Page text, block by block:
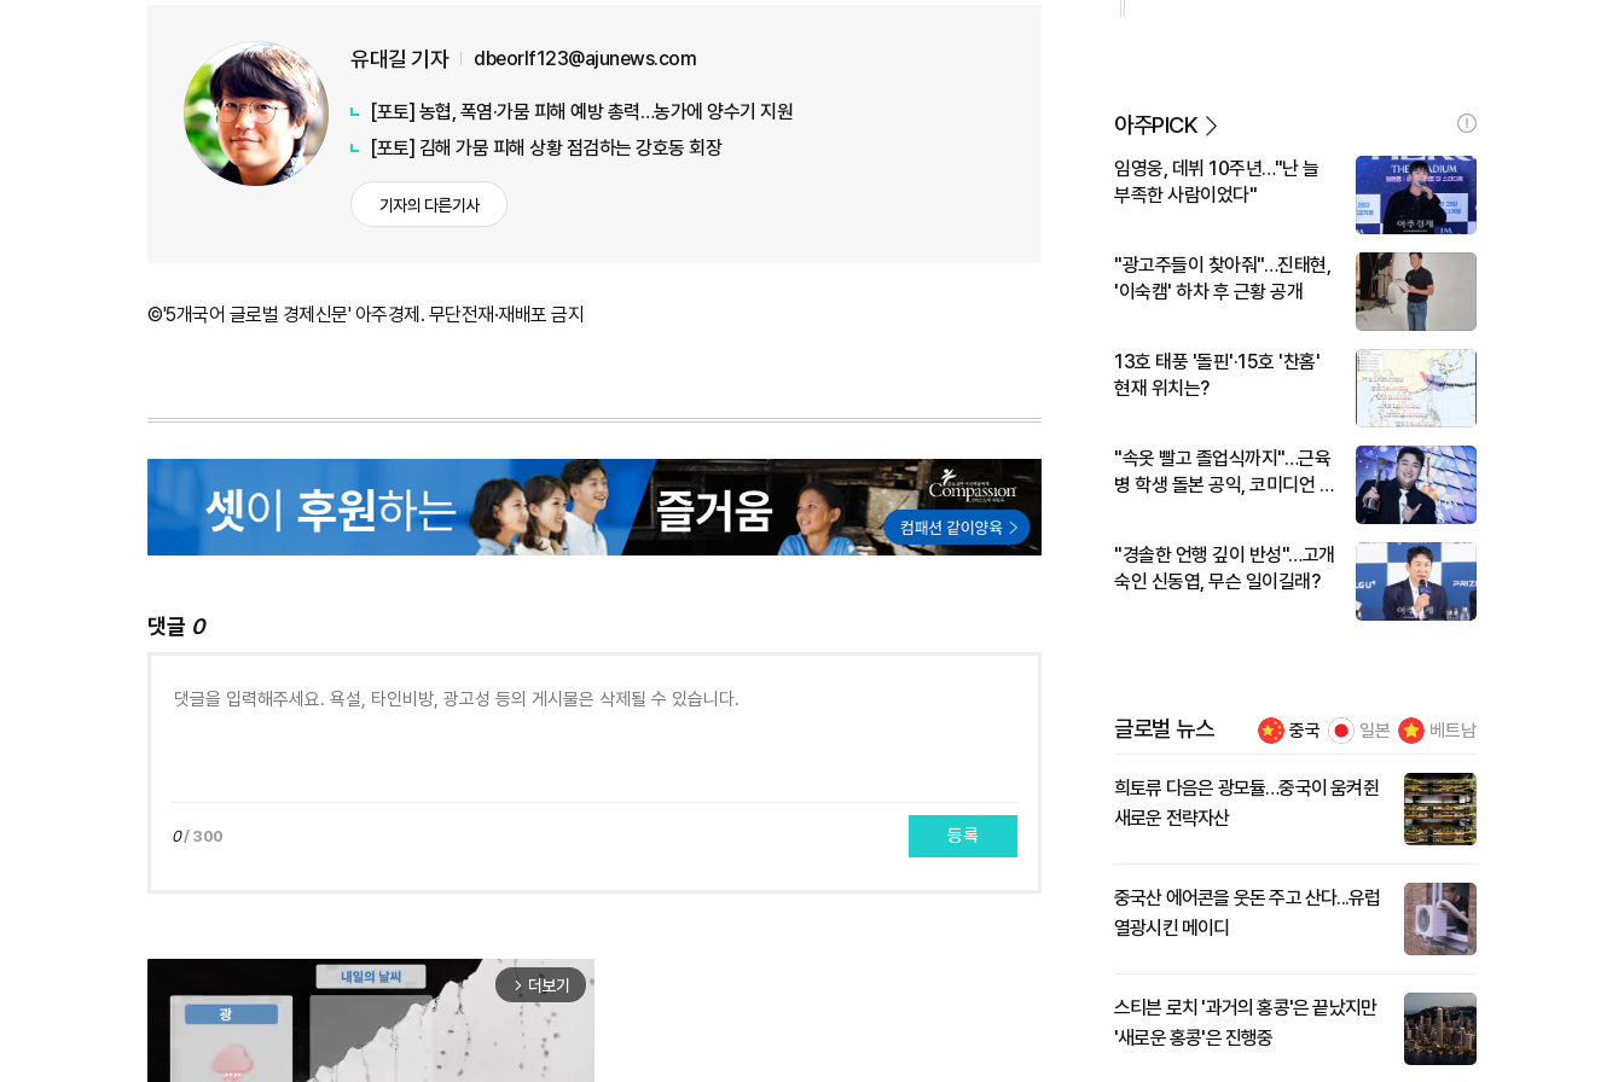
유대길 기자 dbeorlf123@ajunews.com
[포토] 농협, 폭염·가뭄 피해 예방 총력…농가에 양수기 지원
[포토] 김해 가뭄 피해 상황 점검하는 강호동 회장
기자의 다른기사
©'5개국어 글로벌 경제신문' 아주경제. 무단전재·재배포 금지
댓글 0
0/ 300 등록
arrow_forward_ios 더보기
아주PICK
임영웅, 데뷔 10주년…"난 늘
부족한 사람이었다"
"광고주들이 찾아줘"…진태현,
'이숙캠' 하차 후 근황 공개
13호 태풍 '돌핀'·15호 '찬홈'
현재 위치는?
"속옷 빨고 졸업식까지"…근육
병 학생 돌본 공익, 코미디언 김
"경솔한 언행 깊이 반성"…고개
숙인 신동엽, 무슨 일이길래?
글로벌 뉴스 중국 일본 베트남
희토류 다음은 광모듈…중국이 움켜쥔
새로운 전략자산
중국산 에어콘을 웃돈 주고 산다...유럽
열광시킨 메이디
스티븐 로치 '과거의 홍콩'은 끝났지만
'새로운 홍콩'은 진행중